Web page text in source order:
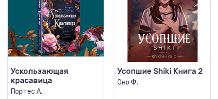
Ускользающая
красавица
Портес А.
Усопшие Shiki Книга 2
Оно Ф.